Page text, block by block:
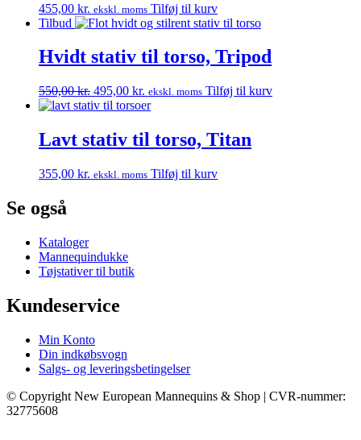
455,00 kr. ekskl. moms Tilføj til kurv
Tilbud
Hvidt stativ til torso, Tripod
550,00kr. Den
oprindelige
var:
550,00 kr..
495,00 kr. Den
aktuelle
er:
495,00 kr..
ekskl. moms Tilføj til kurv
Lavt stativ til torso, Titan
355,00 kr. ekskl. moms Tilføj til kurv
Se også
Kataloger
Mannequindukke
Tøjstativer til butik
Kundeservice
Min Konto
Din indkøbsvogn
Salgs- og leveringsbetingelser
© Copyright New European Mannequins & Shop | CVR-nummer:
32775608